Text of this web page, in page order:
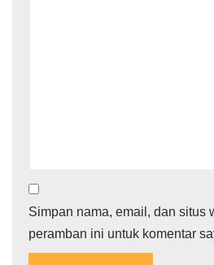
Simpan nama, email, dan situs
peramban ini untuk komentar